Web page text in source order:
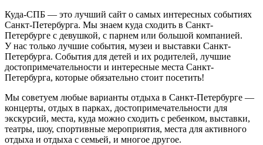
Куда-СПБ — это лучший сайт о самых интересных событиях
Санкт-Петербурга. Мы знаем куда сходить в Санкт-
Петербурге с девушкой, с парнем или большой компанией.
У нас только лучшие события, музеи и выставки Санкт-
Петербурга. События для детей и их родителей, лучшие
достопримечательности и интересные места Санкт-
Петербурга, которые обязательно стоит посетить!
Мы советуем любые варианты отдыха в Санкт-Петербурге —
концерты, отдых в парках, достопримечательности для
экскурсий, места, куда можно сходить с ребенком, выставки,
театры, шоу, спортивные мероприятия, места для активного
отдыха и отдыха с семьей, и многое другое.